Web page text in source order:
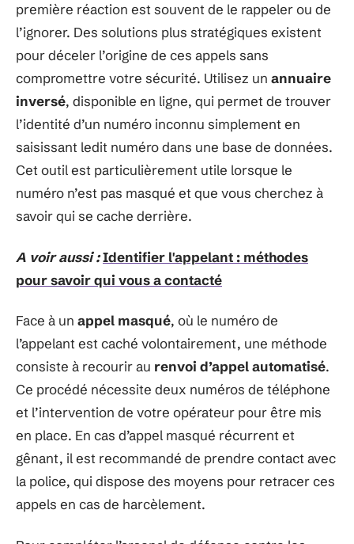
première réaction est souvent de le rappeler ou de
l’ignorer. Des solutions plus stratégiques existent
pour déceler l’origine de ces appels sans
compromettre votre sécurité. Utilisez un annuaire
inversé, disponible en ligne, qui permet de trouver
l’identité d’un numéro inconnu simplement en
saisissant ledit numéro dans une base de données.
Cet outil est particulièrement utile lorsque le
numéro n’est pas masqué et que vous cherchez à
savoir qui se cache derrière.
A voir aussi :Identifier l'appelant : méthodes
pour savoir qui vous a contacté
Face à un appel masqué, où le numéro de
l’appelant est caché volontairement, une méthode
consiste à recourir au renvoi d’appel automatisé.
Ce procédé nécessite deux numéros de téléphone
et l’intervention de votre opérateur pour être mis
en place. En cas d’appel masqué récurrent et
gênant, il est recommandé de prendre contact avec
la police, qui dispose des moyens pour retracer ces
appels en cas de harcèlement.